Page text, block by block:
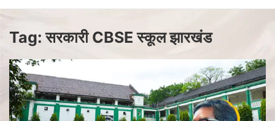
Tag:सरकारी CBSE स्कूल झारखंड